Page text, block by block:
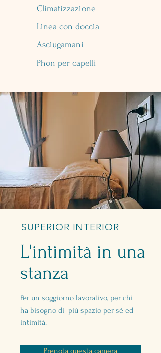
Climatizzazione
Linea con doccia
Asciugamani
Phon per capelli
SUPERIOR INTERIOR
L'intimità in una
stanza
Per un soggiorno lavorativo, per chi
ha bisogno di più spazio per sé ed
intimità.
Prenota questa camera